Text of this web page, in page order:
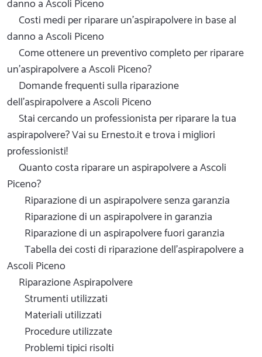
danno a Ascoli Piceno
Costi medi per riparare un'aspirapolvere in base al
danno a Ascoli Piceno
Come ottenere un preventivo completo per riparare
un'aspirapolvere a Ascoli Piceno?
Domande frequenti sulla riparazione
dell'aspirapolvere a Ascoli Piceno
Stai cercando un professionista per riparare la tua
aspirapolvere? Vai su Ernesto.it e trova i migliori
professionisti!
Quanto costa riparare un aspirapolvere a Ascoli
Piceno?
Riparazione di un aspirapolvere senza garanzia
Riparazione di un aspirapolvere in garanzia
Riparazione di un aspirapolvere fuori garanzia
Tabella dei costi di riparazione dell'aspirapolvere a
Ascoli Piceno
Riparazione Aspirapolvere
Strumenti utilizzati
Materiali utilizzati
Procedure utilizzate
Problemi tipici risolti